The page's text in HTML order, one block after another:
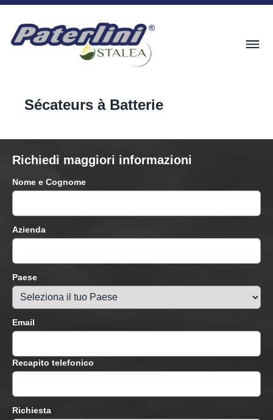
Sécateurs à Batterie
Richiedi maggiori informazioni
Nome e Cognome
Azienda
Paese
Email
Recapito telefonico
Richiesta